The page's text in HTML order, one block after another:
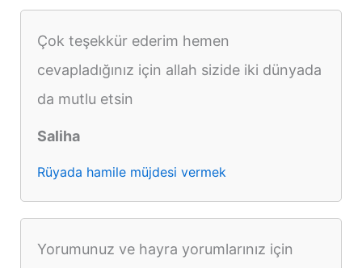
Çok teşekkür ederim hemen
cevapladığınız için allah sizide iki dünyada
da mutlu etsin
Saliha
Rüyada hamile müjdesi vermek
Yorumunuz ve hayra yorumlarınız için